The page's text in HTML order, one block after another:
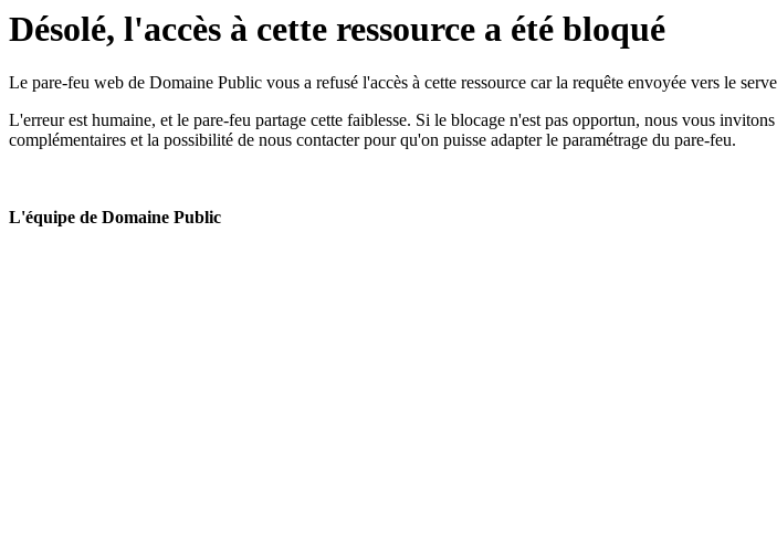
Désolé, l'accès à cette ressource a été bloqué
Le pare-feu web de Domaine Public vous a refusé l'accès à cette ressource car la requête envoyée vers le
L'erreur est humaine, et le pare-feu partage cette faiblesse. Si le blocage n'est pas opportun, nous vous
complémentaires et la possibilité de nous contacter pour qu'on puisse adapter le paramétrage du pare-feu.
L'équipe de Domaine Public